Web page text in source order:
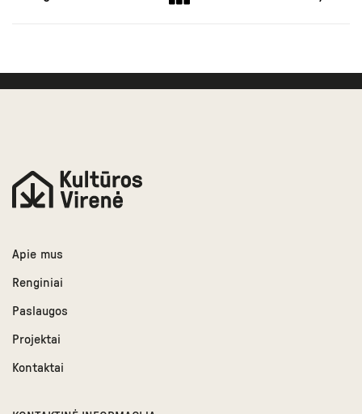
Apie mus
Renginiai
Paslaugos
Projektai
Kontaktai